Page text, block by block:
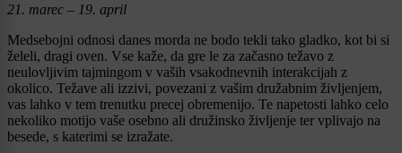
21. marec – 19. april
Medsebojni odnosi danes morda ne bodo tekli tako gladko, kot bi si
želeli, dragi oven. Vse kaže, da gre le za začasno težavo z
neulovljivim tajmingom v vaših vsakodnevnih interakcijah z
okolico. Težave ali izzivi, povezani z vašim družabnim življenjem,
vas lahko v tem trenutku precej obremenijo. Te napetosti lahko celo
nekoliko motijo vaše osebno ali družinsko življenje ter vplivajo na
besede, s katerimi se izražate.